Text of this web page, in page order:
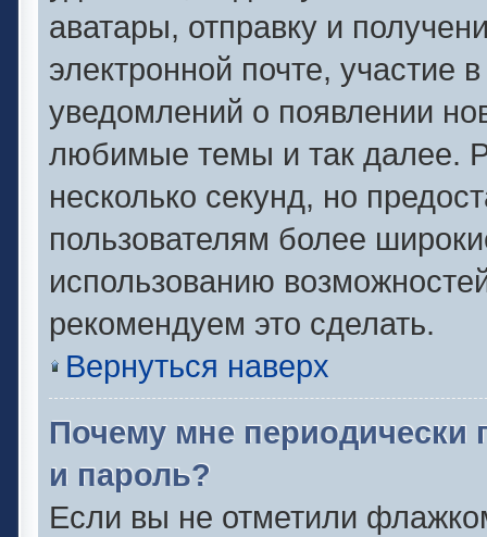
аватары, отправку и
электронной почте, участие
уведомлений о появлении
любимые темы и так далее.
несколько секунд, но
пользователям более
использованию
рекомендуем это сделать.
Вернуться наверх
Почему мне периодически
и пароль?
Если вы не отметили